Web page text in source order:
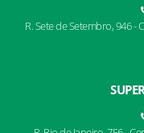
R. Sete de Setembro, 946 -